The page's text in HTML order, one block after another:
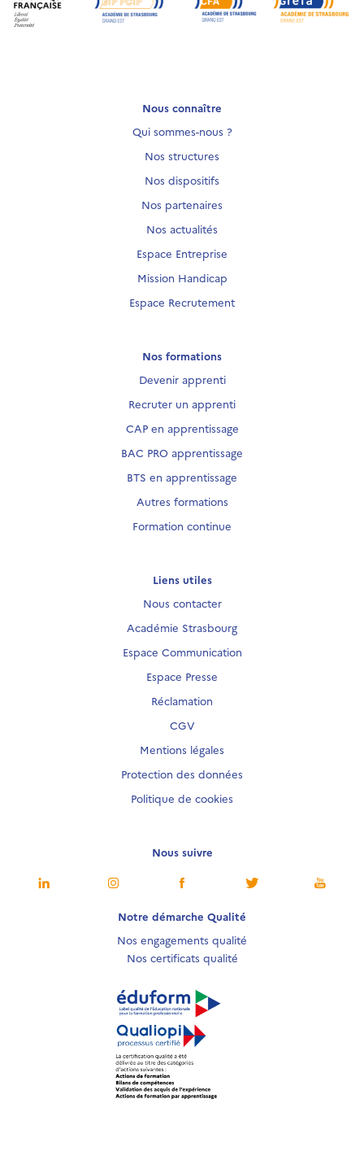
Nous connaître
Qui sommes-nous ?
Nos structures
Nos dispositifs
Nos partenaires
Nos actualités
Espace Entreprise
Mission Handicap
Espace Recrutement
Nos formations
Devenir apprenti
Recruter un apprenti
CAP en apprentissage
BAC PRO apprentissage
BTS en apprentissage
Autres formations
Formation continue
Liens utiles
Nous contacter
Académie Strasbourg
Espace Communication
Espace Presse
Réclamation
CGV
Mentions légales
Protection des données
Politique de cookies
Nous suivre
Notre démarche Qualité
Nos engagements qualité
Nos certificats qualité